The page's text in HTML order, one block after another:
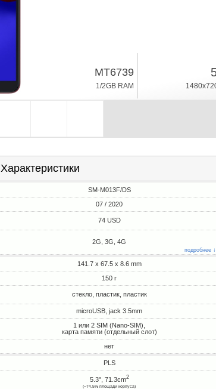
MT6739
1/2GB RAM
Характеристики
SM-M013F/DS
07 / 2020
74 USD
2G, 3G, 4G
подробнее ↓
141.7 x 67.5 x 8.6 mm
150 г
стекло, пластик, пластик
microUSB, jack 3.5mm
1 или 2 SIM (Nano-SIM),
карта памяти (отдельный слот)
нет
PLS
5.3", 71.3cm2
(~74.5% площади корпуса)